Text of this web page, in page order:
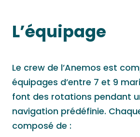
L’équipage
Le crew de l’Anemos est
équipages d’entre 7 et 9
font des rotations pendant
navigation prédéfinie.
composé de :